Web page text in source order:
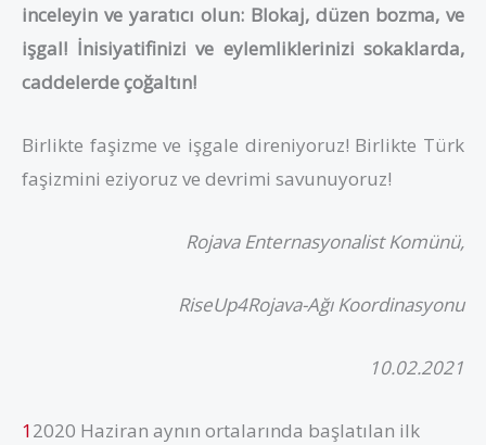
inceleyin ve yaratıcı olun: Blokaj, düzen bozma, ve
işgal! İnisiyatifinizi ve eylemliklerinizi sokaklarda,
caddelerde çoğaltın!
Birlikte faşizme ve işgale direniyoruz! Birlikte Türk
faşizmini eziyoruz ve devrimi savunuyoruz!
Rojava Enternasyonalist Komünü,
RiseUp4Rojava-Ağı Koordinasyonu
10.02.2021
12020 Haziran aynın ortalarında başlatılan ilk